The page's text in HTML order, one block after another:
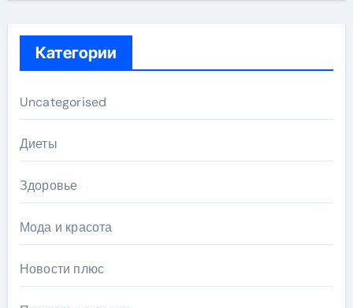
Категории
Uncategorised
Диеты
Здоровье
Мода и красота
Новости плюс